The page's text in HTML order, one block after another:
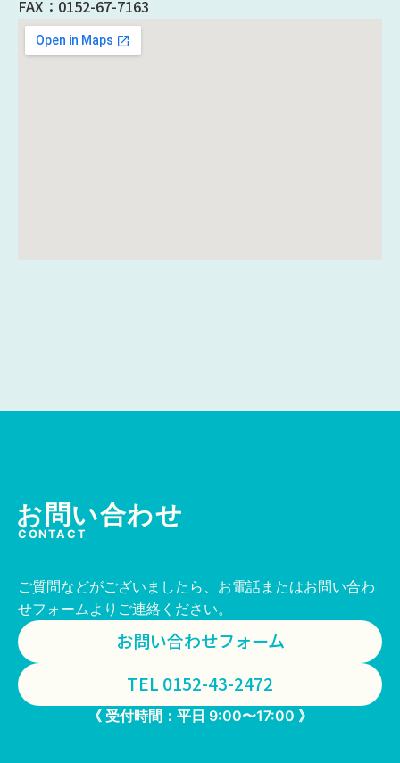
FAX：0152-67-7163
お問い合わせ
CONTACT
ご質問などがございましたら、お電話またはお問い合わ
せフォームよりご連絡ください。
お問い合わせフォーム
TEL 0152-43-2472
《 受付時間：平日 9:00〜17:00 》